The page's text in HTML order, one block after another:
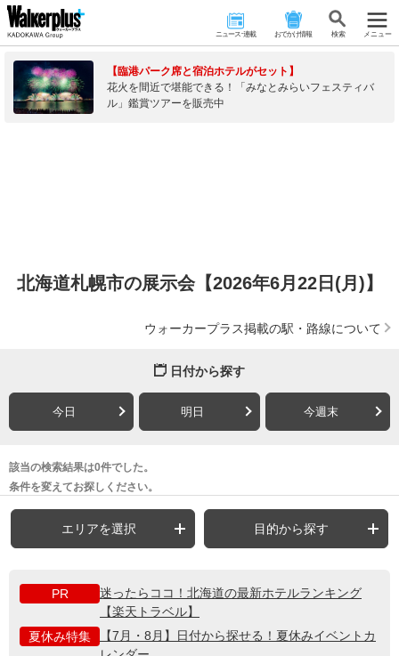
ニュース･連載 おでかけ情報 検 索 メニュー
【臨港パーク席と宿泊ホテルがセット】
花火を間近で堪能できる！「みなとみらいフェスティバ
ル」鑑賞ツアーを販売中
北海道札幌市の展示会【2026年6月22日(月)】
ウォーカープラス掲載の駅・路線について
日付から探す
今日 明日 今週末
該当の検索結果は0件でした。
条件を変えてお探しください。
エリアを選択 目的から探す
PR
迷ったらココ！北海道の最新ホテルランキング
【楽天トラベル】
夏休み特集
【7月・8月】日付から探せる！夏休みイベントカ